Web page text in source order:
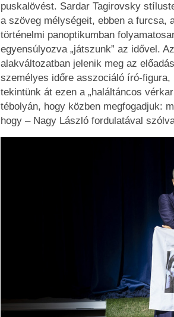
puskalövést. Sardar Tagirovsky
a szöveg mélységeit, ebben a furcsa,
történelmi panoptikumban
egyensúlyozva „játszunk” az idővel.
alakváltozatban jelenik meg az
személyes időre asszociáló író-
tekintünk át ezen a „haláltáncos
tébolyán, hogy közben megfogadjuk:
hogy – Nagy László fordulatával